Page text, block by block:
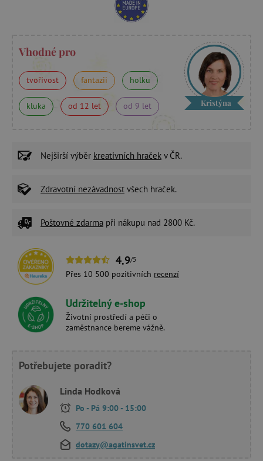
Vhodné pro
tvořivost fantazii holku
kluka od 12 let od 9 let Kristýna
Nejširší výběr kreativních hraček v ČR.
Zdravotní nezávadnost všech hraček.
Poštovné zdarma při nákupu nad 2800 Kč.
4,9/5
Přes 10 500 pozitivních recenzí
Udržitelný e-shop
Životní prostředí a péči o
zaměstnance bereme vážně.
Potřebujete poradit?
Linda Hodková
Po - Pá 9:00 - 15:00
770 601 604
dotazy@agatinsvet.cz